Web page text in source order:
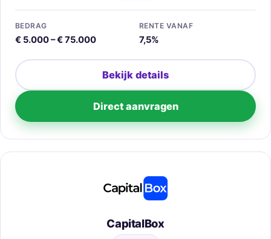
BEDRAG
€ 5.000 – € 75.000
RENTE VANAF
7,5%
Bekijk details
Direct aanvragen
CapitalBox